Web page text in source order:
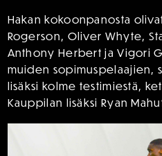
Hakan kokoonpanosta
Rogerson, Oliver Whyte,
Anthony Herbert ja Vigori
muiden sopimuspelaajien,
lisäksi kolme testimiestä,
Kauppilan lisäksi Ryan